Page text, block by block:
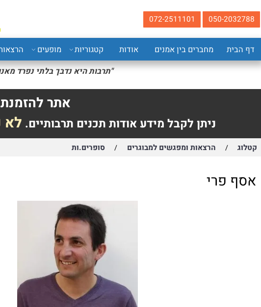
050-
072-2511101
מחברים בין אמנים אודות קטגוריות מופעים הרצאות
"תרבות היא נדבך בלתי נפרד
אתר להזמנת
ניתן לקבל מידע אודות תכנים תרבותיים.לא
/ הרצאות ומפגשים למבוגרים / סופרים.ות
פרי